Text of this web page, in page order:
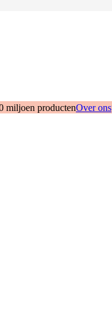
miljoen productenOver ons